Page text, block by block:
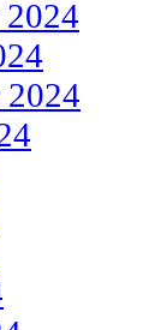
2024